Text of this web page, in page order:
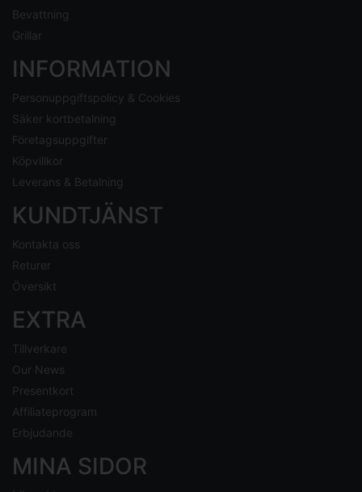
Bevattning
Grillar
INFORMATION
Personuppgiftspolicy & Cookies
Säker kortbetalning
Företagsuppgifter
Köpvillkor
Leverans & Betalning
KUNDTJÄNST
Kontakta oss
Returer
Översikt
EXTRA
Tillverkare
Our News
Presentkort
Affiliateprogram
Erbjudande
MINA SIDOR